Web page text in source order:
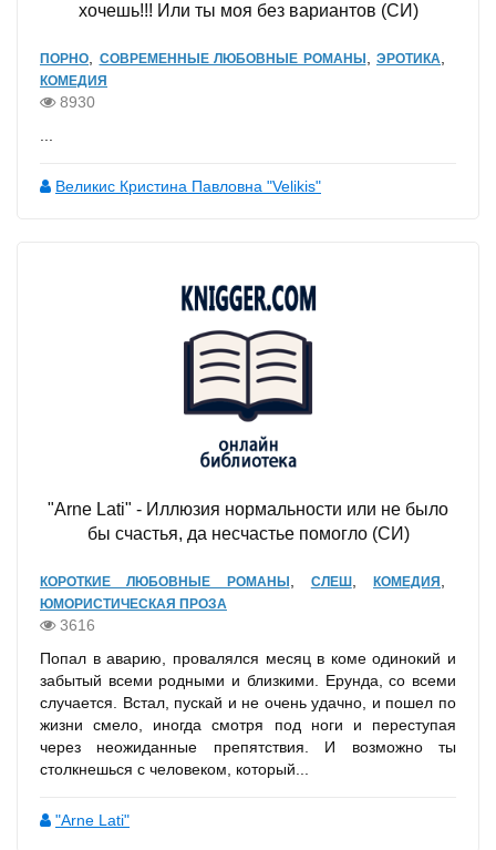
хочешь!!! Или ты моя без вариантов (СИ)
ПОРНО, СОВРЕМЕННЫЕ ЛЮБОВНЫЕ РОМАНЫ , ЭРОТИКА,
КОМЕДИЯ
8930
...
Великис Кристина Павловна "Velikis"
"Arne Lati" - Иллюзия нормальности или не было
бы счастья, да несчастье помогло (СИ)
КОРОТКИЕ ЛЮБОВНЫЕ РОМАНЫ , СЛЕШ, КОМЕДИЯ ,
ЮМОРИСТИЧЕСКАЯ ПРОЗА
3616
Попал в аварию, провалялся месяц в коме одинокий и
забытый всеми родными и близкими. Ерунда, со всеми
случается. Встал, пускай и не очень удачно, и пошел по
жизни смело, иногда смотря под ноги и переступая
через неожиданные препятствия. И возможно ты
столкнешься с человеком, который...
"Arne Lati"